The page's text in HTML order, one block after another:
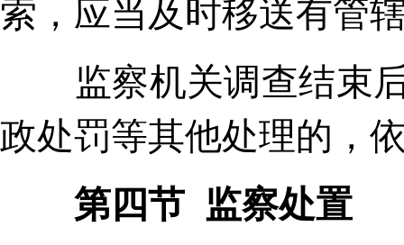
索，应当及时移送有管
监察机关调查结束后
政处罚等其他处理的，
第四节 监察处置